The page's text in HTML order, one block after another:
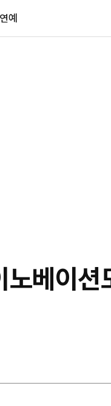
예
베이션